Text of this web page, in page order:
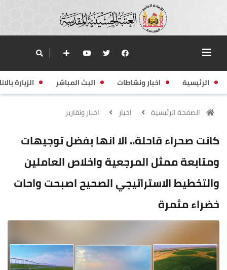
الرئيسية اخبار ونشاطات البث المباشر الزيارة
الصفحة الرئيسية اخبار اخبار وتقارير
كانت صحراء قاحلة.. الا انها بفضل توجيهات
ومتابعة ممثل المرجعية واخلاص العاملين
والتخطيط الاستراتيجي الصحيح اصبحت واحات
خضراء مثمرة